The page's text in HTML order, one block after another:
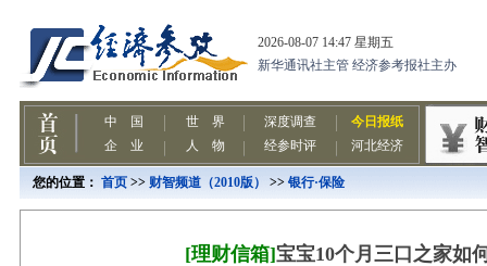
您的位置： 首页 >> 财智频道（2010版） >> 银行·保险
[理财信箱]宝宝10个月三口之家如